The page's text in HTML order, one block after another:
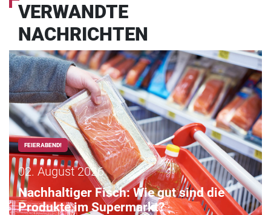
VERWANDTE
NACHRICHTEN
FEIERABEND!
02. August 2026
Nachhaltiger Fisch: Wie gut sind die
Produkte im Supermarkt?